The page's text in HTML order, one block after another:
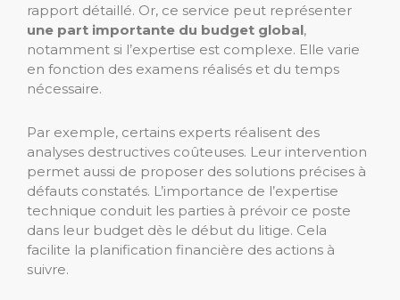
rapport détaillé. Or, ce service peut représenter
une part importante du budget global,
notamment si l’expertise est complexe. Elle varie
en fonction des examens réalisés et du temps
nécessaire.
Par exemple, certains experts réalisent des
analyses destructives coûteuses. Leur intervention
permet aussi de proposer des solutions précises à
défauts constatés. L’importance de l’expertise
technique conduit les parties à prévoir ce poste
dans leur budget dès le début du litige. Cela
facilite la planification financière des actions à
suivre.